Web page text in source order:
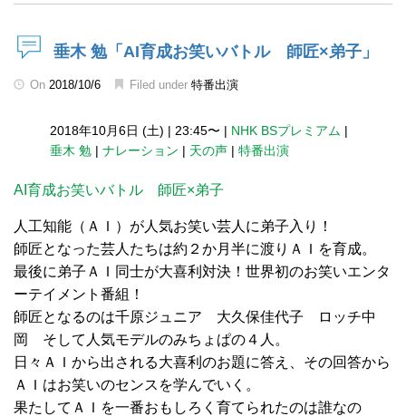
垂木 勉「AI育成お笑いバトル 師匠×弟子」
On 2018/10/6 Filed under 特番出演
2018年10月6日 (土) | 23:45〜 | NHK BSプレミアム |
垂木 勉 | ナレーション | 天の声 | 特番出演
AI育成お笑いバトル 師匠×弟子
人工知能（ＡＩ）が人気お笑い芸人に弟子入り！
師匠となった芸人たちは約２か月半に渡りＡＩを育成。
最後に弟子ＡＩ同士が大喜利対決！世界初のお笑いエンタ
ーテイメント番組！
師匠となるのは千原ジュニア 大久保佳代子 ロッチ中
岡 そして人気モデルのみちょぱの４人。
日々ＡＩから出される大喜利のお題に答え、その回答から
ＡＩはお笑いのセンスを学んでいく。
果たしてＡＩを一番おもしろく育てられたのは誰なの